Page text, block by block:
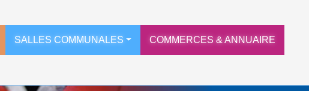
SALLES COMMUNALES COMMERCES & ANNUAIRE